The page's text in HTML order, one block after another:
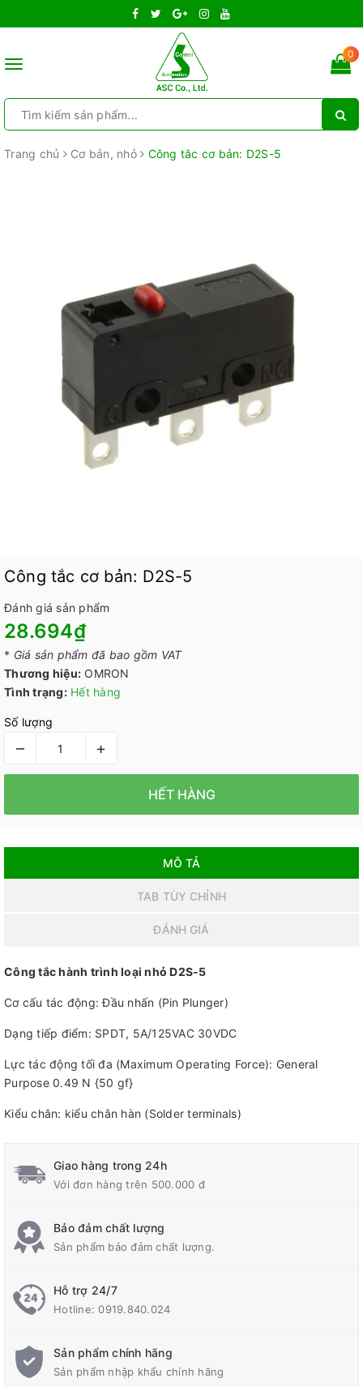
Toggle
0
Trang chủ Cơ bản, nhỏ Công tắc cơ bản: D2S-5
Công tắc cơ bản: D2S-5
Đánh giá sản phẩm
28.694₫
* Giá sản phẩm đã bao gồm VAT
Thương hiệu: OMRON
Tình trạng: Hết hàng
Số lượng
– +
HẾT HÀNG
MÔ TẢ
TAB TÙY CHỈNH
ĐÁNH GIÁ
Công tắc hành trình loại nhỏ D2S-5
Cơ cấu tác động: Đầu nhấn (Pin Plunger)
Dạng tiếp điểm: SPDT, 5A/125VAC 30VDC
Lực tác động tối đa (Maximum Operating Force): General
Purpose 0.49 N {50 gf}
Kiểu chân: kiểu chân hàn (Solder terminals)
Giao hàng trong 24h
Với đơn hàng trên 500.000 đ
Bảo đảm chất lượng
Sản phẩm bảo đảm chất lượng.
Hỗ trợ 24/7
Hotline:0919.840.024
Sản phẩm chính hãng
Sản phẩm nhập khẩu chính hãng